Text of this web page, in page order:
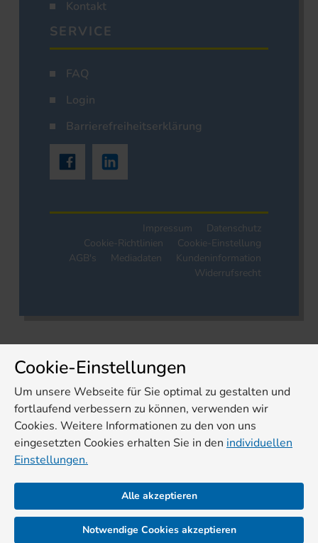
Kontakt
SERVICE
FAQ
Login
Barrierefreiheitserklärung
Impressum
Datenschutz
Cookie-Richtlinien
Cookie-Einstellung
AGB's
Mediadaten
Kundeninformation
Widerrufsrecht
Cookie-Einstellungen
Um unsere Webseite für Sie optimal zu gestalten und
fortlaufend verbessern zu können, verwenden wir
Cookies. Weitere Informationen zu den von uns
eingesetzten Cookies erhalten Sie in den individuellen
Einstellungen.
Alle akzeptieren
Notwendige Cookies akzeptieren